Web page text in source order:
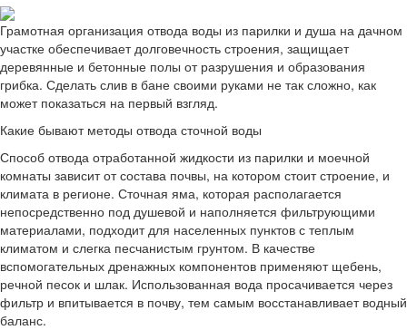
Грамотная организация отвода воды из парилки и душа на дачном
участке обеспечивает долговечность строения, защищает
деревянные и бетонные полы от разрушения и образования
грибка. Сделать слив в бане своими руками не так сложно, как
может показаться на первый взгляд.
Какие бывают методы отвода сточной воды
Способ отвода отработанной жидкости из парилки и моечной
комнаты зависит от состава почвы, на котором стоит строение, и
климата в регионе. Сточная яма, которая располагается
непосредственно под душевой и наполняется фильтрующими
материалами, подходит для населенных пунктов с теплым
климатом и слегка песчанистым грунтом. В качестве
вспомогательных дренажных компонентов применяют щебень,
речной песок и шлак. Использованная вода просачивается через
фильтр и впитывается в почву, тем самым восстанавливает водный
баланс.